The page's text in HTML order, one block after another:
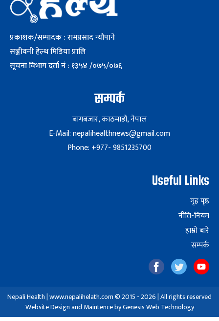
प्रकाशक/सम्पादक : रामप्रसाद न्यौपाने
सञ्जीवनी हेल्थ मिडिया प्रालि
सूचना विभाग दर्ता नं : १३५४ /०७५/०७६
सम्पर्क
बागबजार, काठमाडौं, नेपाल
E-Mail: nepalihealthnews@gmail.com
Phone: +977- 9851235700
Useful Links
गृह पृष्ठ
नीति-नियम
हाम्रो बारे
सम्पर्क
Nepali Health | www.nepalihelath.com © 2015 - 2026 | All rights reserved
Website Design and Maintence byGenesis Web Technology